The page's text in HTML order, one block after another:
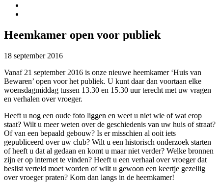
Heemkamer open voor publiek
18 september 2016
Vanaf 21 september 2016 is onze nieuwe heemkamer ‘Huis van
Bewaren’ open voor het publiek. U kunt daar dan voortaan elke
woensdagmiddag tussen 13.30 en 15.30 uur terecht met uw vragen
en verhalen over vroeger.
Heeft u nog een oude foto liggen en weet u niet wie of wat erop
staat? Wilt u meer weten over de geschiedenis van uw huis of straat?
Of van een bepaald gebouw? Is er misschien al ooit iets
gepubliceerd over uw club? Wilt u een historisch onderzoek starten
of heeft u dat al gedaan en komt u maar niet verder? Welke bronnen
zijn er op internet te vinden? Heeft u een verhaal over vroeger dat
beslist verteld moet worden of wilt u gewoon een keertje gezellig
over vroeger praten? Kom dan langs in de heemkamer!